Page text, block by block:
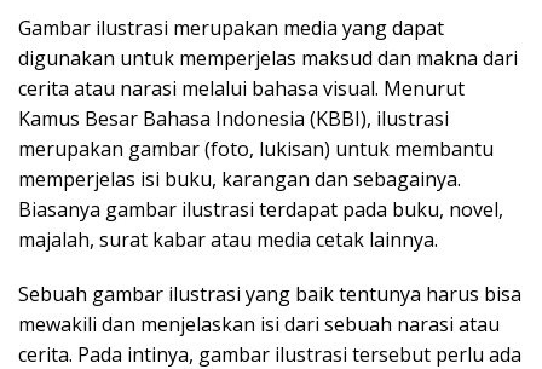
Gambar ilustrasi merupakan media yang dapat
digunakan untuk memperjelas maksud dan makna dari
cerita atau narasi melalui bahasa visual. Menurut
Kamus Besar Bahasa Indonesia (KBBI), ilustrasi
merupakan gambar (foto, lukisan) untuk membantu
memperjelas isi buku, karangan dan sebagainya.
Biasanya gambar ilustrasi terdapat pada buku, novel,
majalah, surat kabar atau media cetak lainnya.
Sebuah gambar ilustrasi yang baik tentunya harus bisa
mewakili dan menjelaskan isi dari sebuah narasi atau
cerita. Pada intinya, gambar ilustrasi tersebut perlu ada